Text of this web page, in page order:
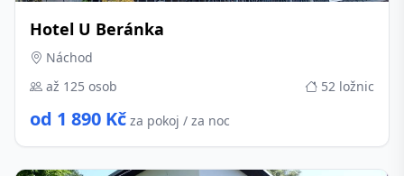
Hotel U Beránka
Náchod
až 125 osob
52 ložnic
od 1 890 Kč za pokoj / za noc